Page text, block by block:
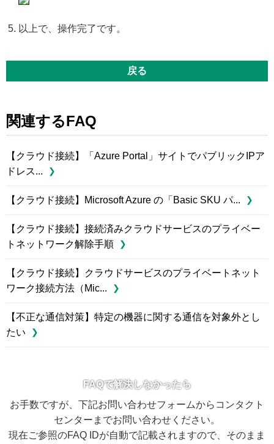
以上で、操作完了です。
戻る
関連するFAQ
【クラウド接続】「Azure Portal」サイトでパブリックIPア
ドレス...
【クラウド接続】Microsoft Azure の「Basic SKU パ...
【クラウド接続】接続済みクラウドサービスのプライベー
トネットワーク解除手順
【クラウド接続】クラウドサービスのプライベートネット
ワーク接続方法（Mic...
【不正な通信対策】特定の機器に関する通信を対象外とし
たい
FAQで解決しなかったら
お手数ですが、下記お問い合わせフォームからコンタクト
センターまでお問い合わせください。
現在ご参照のFAQ IDが自動で記載されますので、そのまま